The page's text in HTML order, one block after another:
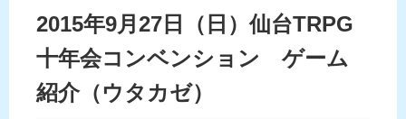
2015年9月27日（日）仙台TRPG
十年会コンベンション ゲーム
紹介（ウタカゼ）